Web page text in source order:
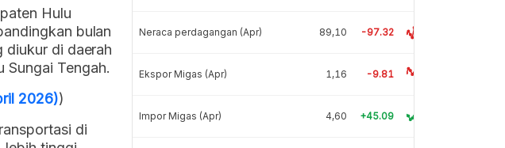
Hulu
bulan
di daerah
Tengah.
2026))
di
Neraca perdagangan (Apr) 89,10 -97.32
Ekspor Migas (Apr) 1,16 -9.81
Impor Migas (Apr) 4,60 +45.09